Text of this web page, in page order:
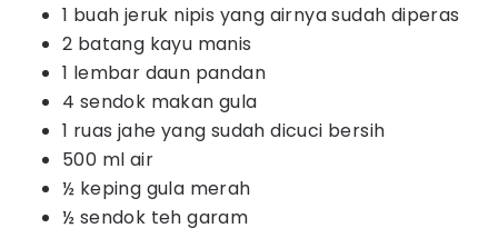
1 buah jeruk nipis yang airnya sudah diperas
2 batang kayu manis
1 lembar daun pandan
4 sendok makan gula
1 ruas jahe yang sudah dicuci bersih
500 ml air
½ keping gula merah
½ sendok teh garam